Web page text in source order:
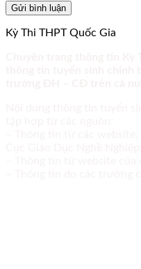
Kỳ Thi THPT Quốc Gia